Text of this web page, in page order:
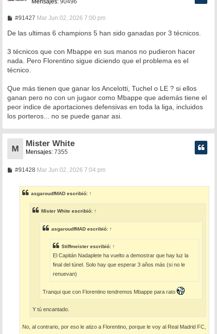
Mensajes: 90496
#91427M
n
j
e
Mar Jun 02, 2026 7:00 pm
De las ultimas 6 champions 5 han sido ganadas por 3 técnicos.
3 técnicos que con Mbappe en sus manos no pudieron hacer
nada. Pero Florentino sigue diciendo que el problema es el
técnico.
Que más tienen que ganar los Ancelotti, Tuchel o LE ? si ellos
ganan pero no con un jugaor como Mbappe que además tiene el
peor indice de aportaciones defensivas en toda la liga, incluidos
los porteros... no se puede ganar asi.
M
Mister White
Mensajes: 7355
#91428M
a
j
e
Mar Jun 02, 2026 7:04 pm
asgaroudfMAD escribió: ↑
Mister White escribió: ↑
asgaroudfMAD escribió: ↑
Stiffmeister escribió: ↑
El Capitán Nadaplete ha vuelto a demostrar que hay luz la
final del túnel. Solo hay que esperar 3 años más (si no le
renuevan)
Tranqui que con Florentino tendremos Mbappe para rato
Y tú encantado.
No, al contrario, por eso le atizo a Florentino, porque le voy al Real Madrid FC,